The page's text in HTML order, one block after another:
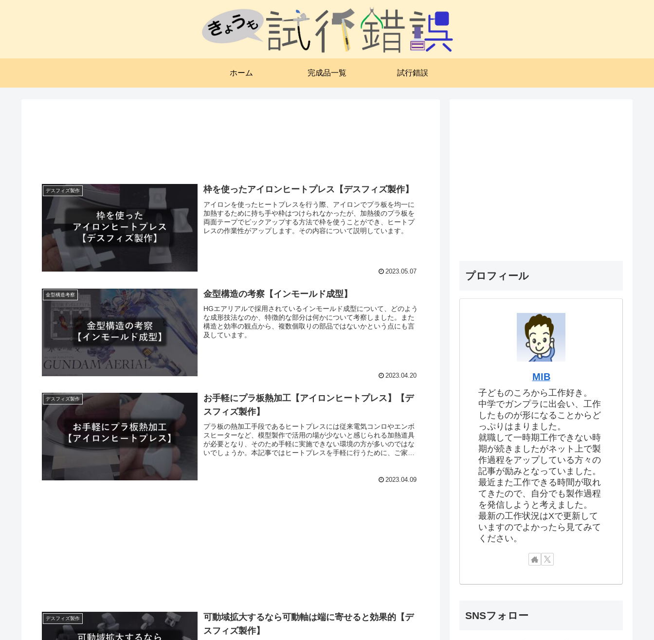
ホーム 完成品一覧 試行錯誤
デスフィズ製作 枠を使ったアイロンヒートプレス【デスフィズ製作】
アイロンを使ったヒートプレスを行う際、アイロンでプラ板を均一に
加熱するために持ち手や枠はつけられなかったが、加熱後のプラ板を
両面テープでピックアップする方法で枠を使うことができ、ヒートプ
レスの作業性がアップします。その内容について説明しています。
2023.05.07
金型構造考察 金型構造の考察【インモールド成型】
HGエアリアルで採用されているインモールド成型について、どのよう
な成形技法なのか、特徴的な部分は何かについて考察しました。また
構造と効率の観点から、複数個取りの部品ではないかという点にも言
及しています。
2023.04.20
デスフィズ製作
お手軽にプラ板熱加工【アイロンヒートプレス】【デ
スフィズ製作】
プラ板の熱加工手段であるヒートプレスには従来電気コンロやエンボ
スヒーターなど、模型製作で活用の場が少ないと感じられる加熱道具
が必要となり、そのため手軽に実施できない環境の方が多いのではな
いでしょうか。本記事ではヒートプレスを手軽に行うために、ご家庭
2023.04.09
デスフィズ製作
可動域拡大するなら可動軸は端に寄せると効果的【デ
スフィズ製作】
プロフィール
MIB
子どものころから工作好き。
中学でガンプラに出会い、工作
したものが形になることからど
っぷりはまりました。
就職して一時期工作できない時
期が続きましたがネット上で製
作過程をアップしている方々の
記事が励みとなっていました。
最近また工作できる時間が取れ
てきたので、自分でも製作過程
を発信しようと考えました。
最新の工作状況はXで更新して
いますのでよかったら見てみて
ください。
SNSフォロー